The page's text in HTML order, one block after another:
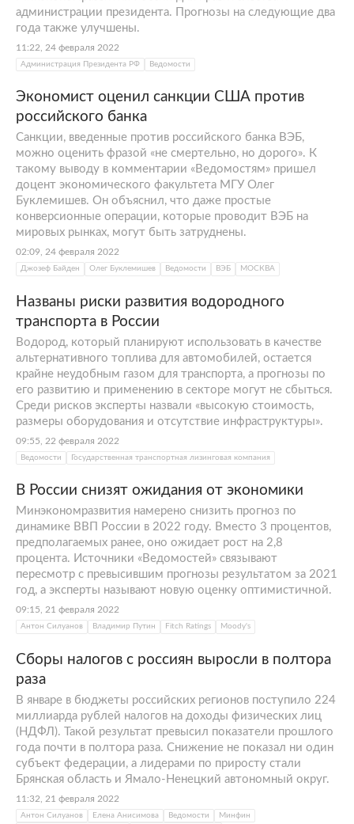
администрации президента. Прогнозы на следующие два
года также улучшены.
11:22, 24 февраля 2022
Администрация Президента РФ Ведомости
Экономист оценил санкции США против
российского банка
Санкции, введенные против российского банка ВЭБ,
можно оценить фразой «не смертельно, но дорого». К
такому выводу в комментарии «Ведомостям» пришел
доцент экономического факультета МГУ Олег
Буклемишев. Он объяснил, что даже простые
конверсионные операции, которые проводит ВЭБ на
мировых рынках, могут быть затруднены.
02:09, 24 февраля 2022
Джозеф Байден Олег Буклемишев Ведомости ВЭБ МОСКВА
Названы риски развития водородного
транспорта в России
Водород, который планируют использовать в качестве
альтернативного топлива для автомобилей, остается
крайне неудобным газом для транспорта, а прогнозы по
его развитию и применению в секторе могут не сбыться.
Среди рисков эксперты назвали «высокую стоимость,
размеры оборудования и отсутствие инфраструктуры».
09:55, 22 февраля 2022
Ведомости Государственная транспортная лизинговая компания
В России снизят ожидания от экономики
Минэкономразвития намерено снизить прогноз по
динамике ВВП России в 2022 году. Вместо 3 процентов,
предполагаемых ранее, оно ожидает рост на 2,8
процента. Источники «Ведомостей» связывают
пересмотр с превысившим прогнозы результатом за 2021
год, а эксперты называют новую оценку оптимистичной.
09:15, 21 февраля 2022
Антон Силуанов Владимир Путин Fitch Ratings Moody's
Сборы налогов с россиян выросли в полтора
раза
В январе в бюджеты российских регионов поступило 224
миллиарда рублей налогов на доходы физических лиц
(НДФЛ). Такой результат превысил показатели прошлого
года почти в полтора раза. Снижение не показал ни один
субъект федерации, а лидерами по приросту стали
Брянская область и Ямало-Ненецкий автономный округ.
11:32, 21 февраля 2022
Антон Силуанов Елена Анисимова Ведомости Минфин